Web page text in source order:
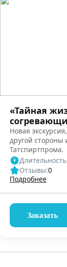
«Тайная
Новая
другой стороны
Татспиртпрома.
Отзывы:0
Подробнее
Заказать